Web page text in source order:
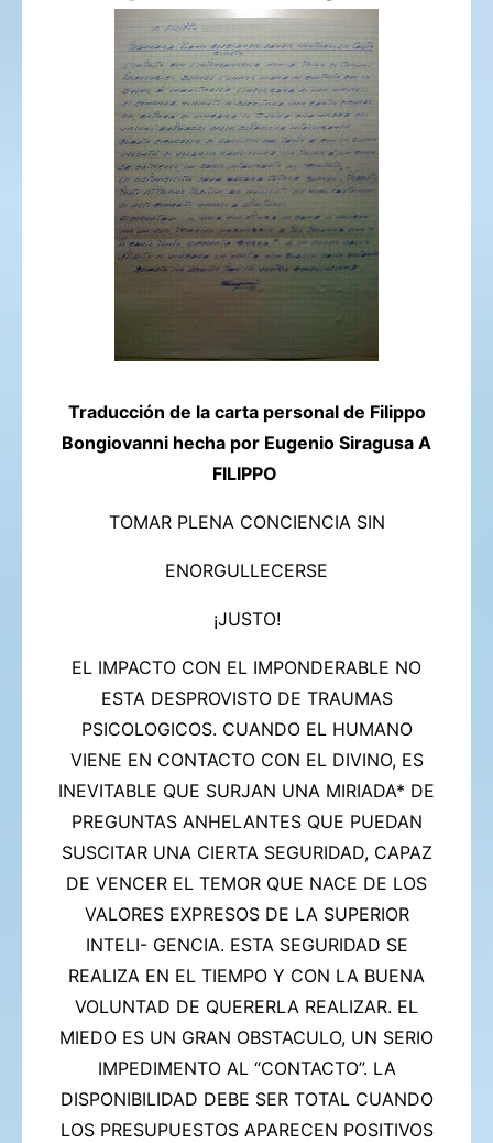
Traducción de la carta personal de Filippo
Bongiovanni hecha por Eugenio Siragusa A
FILIPPO
TOMAR PLENA CONCIENCIA SIN
ENORGULLECERSE
¡JUSTO!
EL IMPACTO CON EL IMPONDERABLE NO
ESTA DESPROVISTO DE TRAUMAS
PSICOLOGICOS. CUANDO EL HUMANO
VIENE EN CONTACTO CON EL DIVINO, ES
INEVITABLE QUE SURJAN UNA MIRIADA* DE
PREGUNTAS ANHELANTES QUE PUEDAN
SUSCITAR UNA CIERTA SEGURIDAD, CAPAZ
DE VENCER EL TEMOR QUE NACE DE LOS
VALORES EXPRESOS DE LA SUPERIOR
INTELI- GENCIA. ESTA SEGURIDAD SE
REALIZA EN EL TIEMPO Y CON LA BUENA
VOLUNTAD DE QUERERLA REALIZAR. EL
MIEDO ES UN GRAN OBSTACULO, UN SERIO
IMPEDIMENTO AL “CONTACTO”. LA
DISPONIBILIDAD DEBE SER TOTAL CUANDO
LOS PRESUPUESTOS APARECEN POSITIVOS